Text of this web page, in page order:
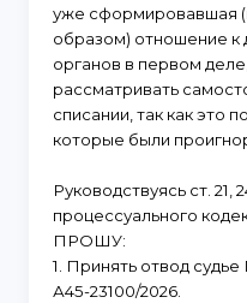
уже сформировавшая
образом) отношение к
органов в первом
рассматривать
списании, так как это
которые были
Руководствуясь ст. 21,
процессуального
ПРОШУ:
1. Принять отвод
А45-23100/2026.